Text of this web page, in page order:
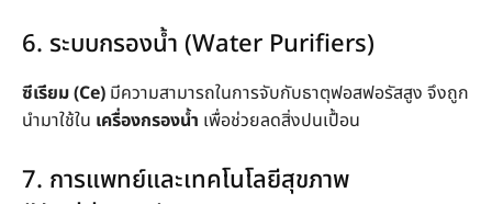
6. ระบบกรองน้ำ (Water Purifiers)
ซีเรียม (Ce) มีความสามารถในการจับกับธาตุฟอสฟอรัสสูง จึงถูก
นำมาใช้ใน เครื่องกรองน้ำ เพื่อช่วยลดสิ่งปนเปื้อน
7. การแพทย์และเทคโนโลยีสุขภาพ